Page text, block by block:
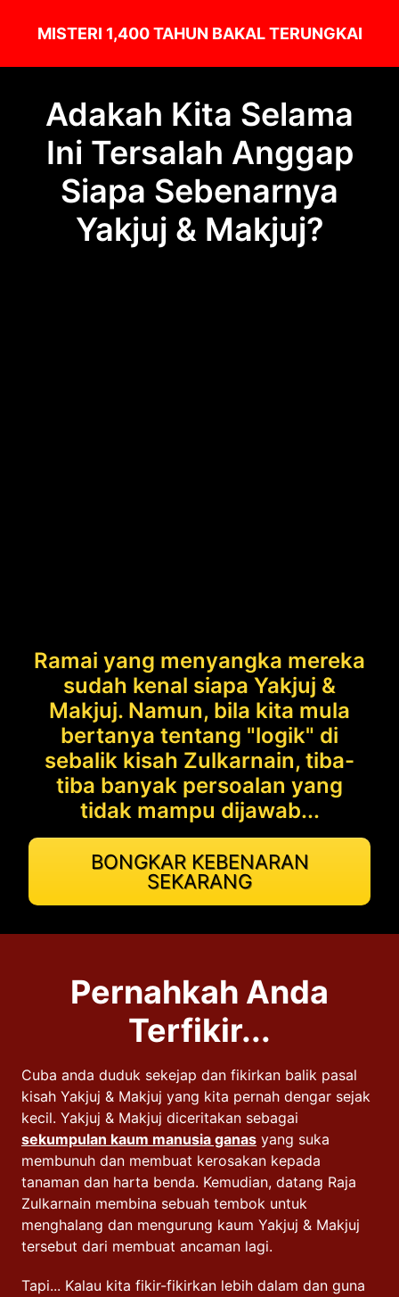
MISTERI 1,400 TAHUN BAKAL TERUNGKAI
Adakah Kita Selama
Ini Tersalah Anggap
Siapa Sebenarnya
Yakjuj & Makjuj?
Ramai yang menyangka mereka
sudah kenal siapa Yakjuj &
Makjuj. Namun, bila kita mula
bertanya tentang "logik" di
sebalik kisah Zulkarnain, tiba-
tiba banyak persoalan yang
tidak mampu dijawab...
BONGKAR KEBENARAN
SEKARANG
Pernahkah Anda
Terfikir...
Cuba anda duduk sekejap dan fikirkan balik pasal
kisah Yakjuj & Makjuj yang kita pernah dengar sejak
kecil. Yakjuj & Makjuj diceritakan sebagai
sekumpulan kaum manusia ganas yang suka
membunuh dan membuat kerosakan kepada
tanaman dan harta benda. Kemudian, datang Raja
Zulkarnain membina sebuah tembok untuk
menghalang dan mengurung kaum Yakjuj & Makjuj
tersebut dari membuat ancaman lagi.
Tapi... Kalau kita fikir-fikirkan lebih dalam dan guna